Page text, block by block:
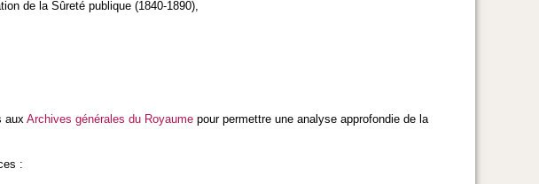
de la Sûreté publique (1840-1890),
aux Archives générales du Royaume pour permettre une analyse approfondie de la
: